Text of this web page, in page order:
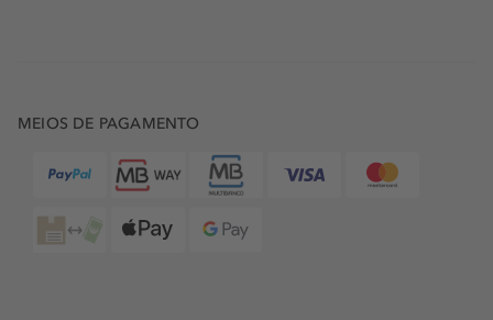
MEIOS DE PAGAMENTO